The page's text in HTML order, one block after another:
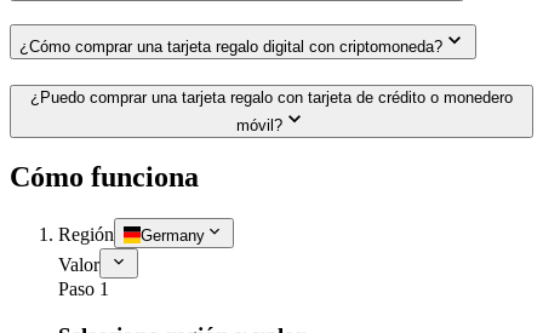
¿Cómo comprar una tarjeta regalo digital con criptomoneda?
¿Puedo comprar una tarjeta regalo con tarjeta de crédito o monedero
móvil?
Cómo funciona
Región Germany
Valor
Paso 1